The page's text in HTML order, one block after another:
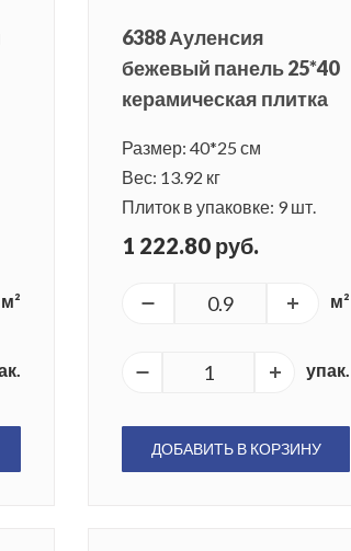
м²
6388 Ауленсия
бежевый панель 25*40
керамическая плитка
Размер: 40*25 см
Вес: 13.92 кг
Плиток в упаковке: 9 шт.
1 222.80 руб.
м²
упак.
ДОБАВИТЬ В КОРЗИНУ